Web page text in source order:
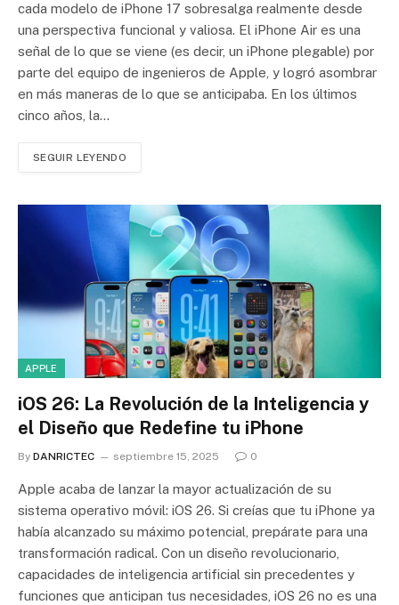
cada modelo de iPhone 17 sobresalga realmente desde
una perspectiva funcional y valiosa. El iPhone Air es una
señal de lo que se viene (es decir, un iPhone plegable) por
parte del equipo de ingenieros de Apple, y logró asombrar
en más maneras de lo que se anticipaba. En los últimos
cinco años, la…
SEGUIR LEYENDO
APPLE
iOS 26: La Revolución de la Inteligencia y
el Diseño que Redefine tu iPhone
By DANRICTEC septiembre 15, 2025 0
Apple acaba de lanzar la mayor actualización de su
sistema operativo móvil: iOS 26. Si creías que tu iPhone ya
había alcanzado su máximo potencial, prepárate para una
transformación radical. Con un diseño revolucionario,
capacidades de inteligencia artificial sin precedentes y
funciones que anticipan tus necesidades, iOS 26 no es una